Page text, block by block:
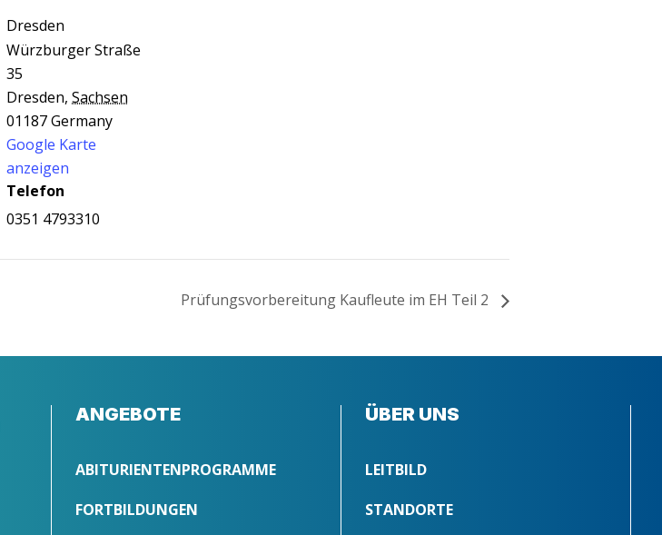
Dres­den
Würzburger Straße
35
Dresden, Sachsen
01187Germany
Google Karte
anzeigen
Telefon
0351 4793310
Prü­fungs­vor­be­rei­tung Kauf­leu­te im EH Teil 2
ANGEBOTE
ABITURIENTENPROGRAMME
FORTBILDUNGEN
ÜBER UNS
LEITBILD
STANDORTE